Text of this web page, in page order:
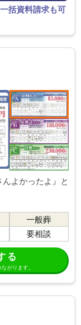
括資料請求も可
よかったよ』と
一般葬
要相談
る
がります。